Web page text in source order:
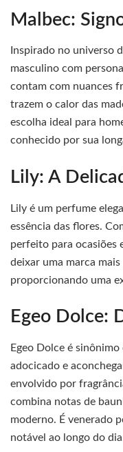
Malbec:
Inspirado no universo
masculino com
contam com nuances
trazem o calor das
escolha ideal para
conhecido por sua
Lily: A
Lily é um perfume
essência das flores.
perfeito para ocasiões
deixar uma marca
proporcionando uma
Egeo Dolce:
Egeo Dolce é
adocicado e
envolvido por
combina notas de
moderno. É venerado
notável ao longo do